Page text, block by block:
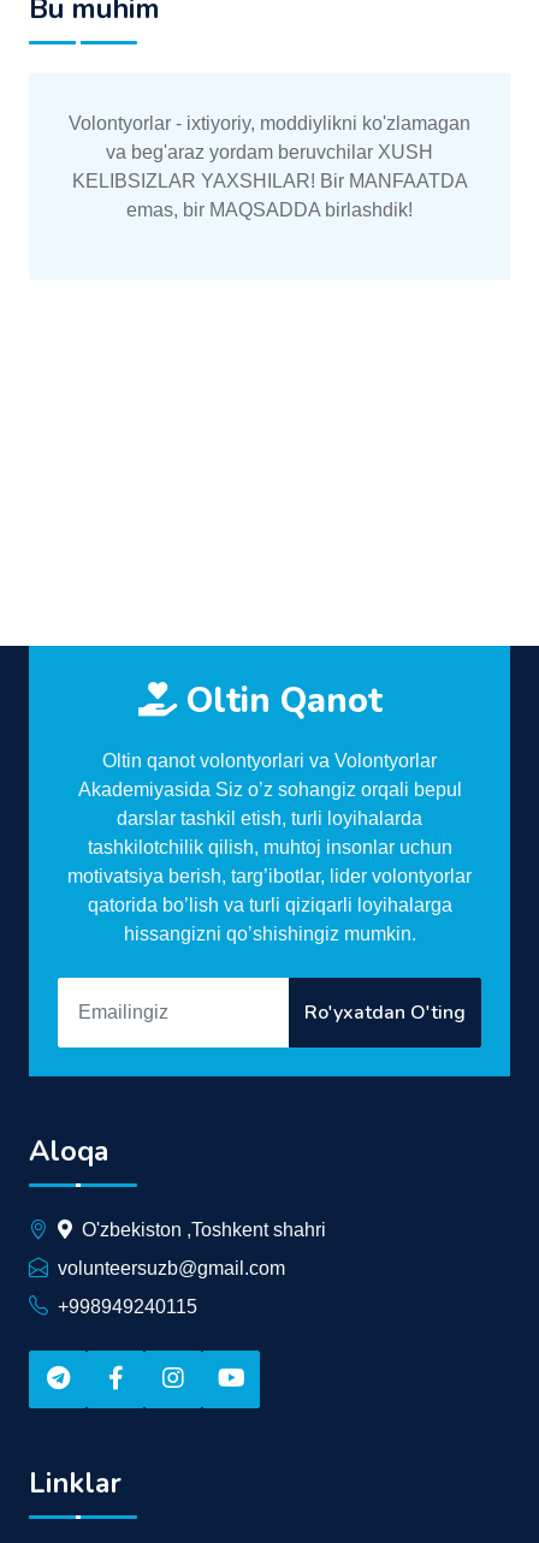
Bu muhim
Volontyorlar - ixtiyoriy, moddiylikni ko'zlamagan
va beg'araz yordam beruvchilar XUSH
KELIBSIZLAR YAXSHILAR! Bir MANFAATDA
emas, bir MAQSADDA birlashdik!
Oltin Qanot
Oltin qanot volontyorlari va Volontyorlar
Akademiyasida Siz o’z sohangiz orqali bepul
darslar tashkil etish, turli loyihalarda
tashkilotchilik qilish, muhtoj insonlar uchun
motivatsiya berish, targ’ibotlar, lider volontyorlar
qatorida bo’lish va turli qiziqarli loyihalarga
hissangizni qo’shishingiz mumkin.
Ro'yxatdan O'ting
Aloqa
O'zbekiston ,Toshkent shahri
volunteersuzb@gmail.com
+998949240115
Linklar